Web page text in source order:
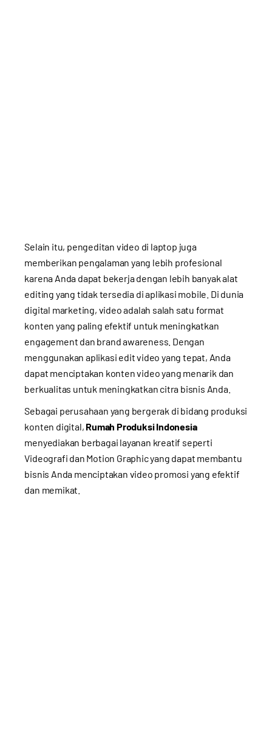
Selain itu, pengeditan video di laptop juga
memberikan pengalaman yang lebih profesional
karena Anda dapat bekerja dengan lebih banyak alat
editing yang tidak tersedia di aplikasi mobile. Di dunia
digital marketing, video adalah salah satu format
konten yang paling efektif untuk meningkatkan
engagement dan brand awareness. Dengan
menggunakan aplikasi edit video yang tepat, Anda
dapat menciptakan konten video yang menarik dan
berkualitas untuk meningkatkan citra bisnis Anda.
Sebagai perusahaan yang bergerak di bidang produksi
konten digital, Rumah Produksi Indonesia
menyediakan berbagai layanan kreatif seperti
Videografi dan Motion Graphicyang dapat membantu
bisnis Anda menciptakan video promosi yang efektif
dan memikat.